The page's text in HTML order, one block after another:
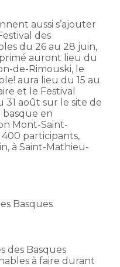
aussi s’ajouter
des
du 26 au 28 juin,
auront lieu du
de-Rimouski, le
aura lieu du 15 au
et le Festival
31 août sur le site de
basque en
Mont-Saint-
participants,
à Saint-Mathieu-
Basques
des Basques
à faire durant